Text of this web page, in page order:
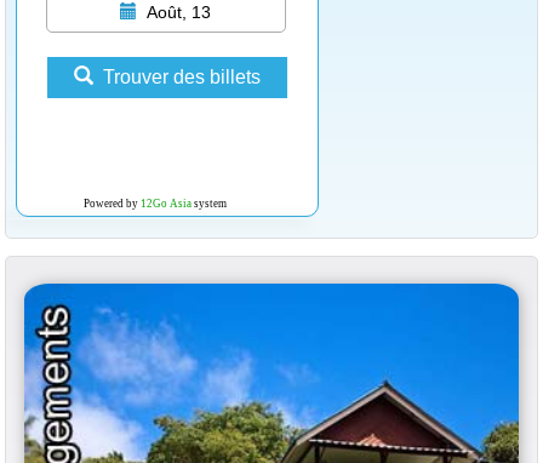
Août, 13
Trouver des billets
Powered by 12Go Asiasystem